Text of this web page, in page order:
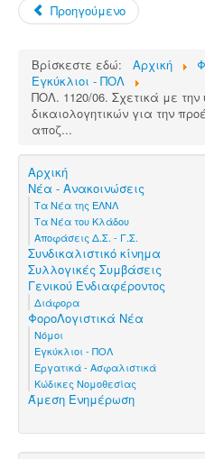
Προηγούμενο
Βρίσκεστε εδώ: Αρχική
Εγκύκλιοι - ΠΟΛ
ΠΟΛ. 1120/06. Σχετικά με την
δικαιολογητικών για την
αποζ...
Αρχική
Νέα - Ανακοινώσεις
Τα Νέα της ΕΛΝΛ
Τα Νέα του Κλάδου
Αποφάσεις Δ.Σ. - Γ.Σ.
Συνδικαλιστικό κίνημα
Συλλογικές Συμβάσεις
Γενικού Ενδιαφέροντος
Διάφορα
ΦοροΛογιστικά Νέα
Νόμοι
Εγκύκλιοι - ΠΟΛ
Εργατικά - Ασφαλιστικά
Κώδικες Νομοθεσίας
Άμεση Ενημέρωση